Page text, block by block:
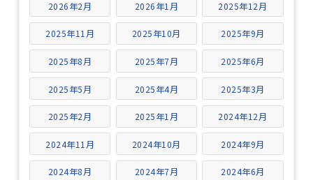
2026年2月 2026年1月 2025年12月
2025年11月 2025年10月 2025年9月
2025年8月 2025年7月 2025年6月
2025年5月 2025年4月 2025年3月
2025年2月 2025年1月 2024年12月
2024年11月 2024年10月 2024年9月
2024年8月 2024年7月 2024年6月